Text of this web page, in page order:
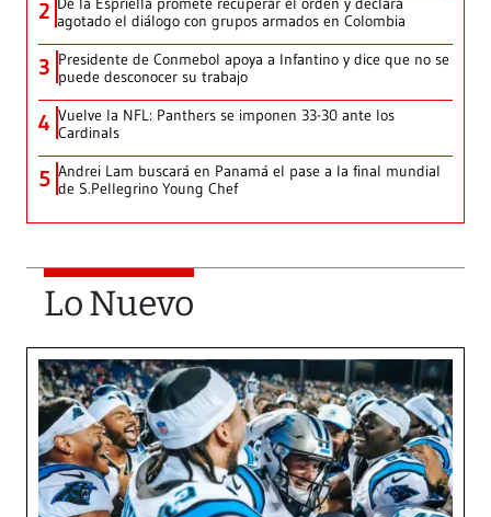
2 agotado el diálogo con grupos armados en Colombia
3 Presidente de Conmebol apoya a Infantino y dice que no se
puede desconocer su trabajo
4 Vuelve la NFL: Panthers se imponen 33-30 ante los
Cardinals
5 Andrei Lam buscará en Panamá el pase a la final mundial
de S.Pellegrino Young Chef
Lo Nuevo